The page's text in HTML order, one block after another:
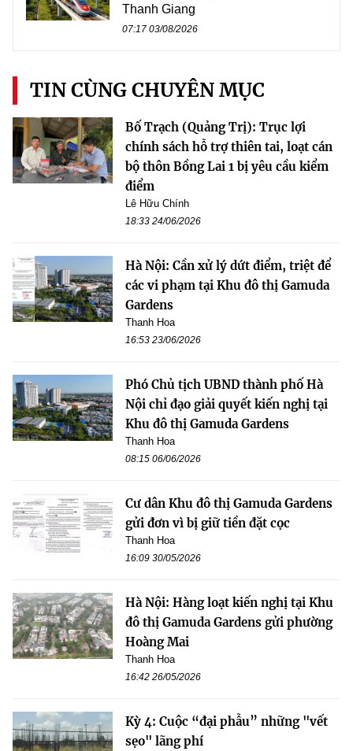
Thanh Giang
07:17 03/08/2026
TIN CÙNG CHUYÊN MỤC
Bố Trạch (Quảng Trị): Trục lợi
chính sách hỗ trợ thiên tai, loạt cán
bộ thôn Bồng Lai 1 bị yêu cầu kiểm
điểm
Lê Hữu Chính
18:33 24/06/2026
Hà Nội: Cần xử lý dứt điểm, triệt để
các vi phạm tại Khu đô thị Gamuda
Gardens
Thanh Hoa
16:53 23/06/2026
Phó Chủ tịch UBND thành phố Hà
Nội chỉ đạo giải quyết kiến nghị tại
Khu đô thị Gamuda Gardens
Thanh Hoa
08:15 06/06/2026
Cư dân Khu đô thị Gamuda Gardens
gửi đơn vì bị giữ tiền đặt cọc
Thanh Hoa
16:09 30/05/2026
Hà Nội: Hàng loạt kiến nghị tại Khu
đô thị Gamuda Gardens gửi phường
Hoàng Mai
Thanh Hoa
16:42 26/05/2026
Kỳ 4: Cuộc “đại phẫu” những "vết
sẹo" lãng phí